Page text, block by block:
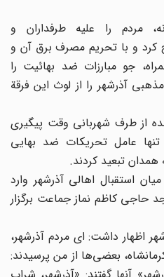
مردم را علیه طرفداران و
کرد و با تحریم مصرف برق آن و
جو مبارزات ضد بهائیت را
آذرشهر را از لوث این فرقة
از طرف شهربانی وقت پیگیری
عامل تحریکات ضد بهایی
تبعید کردند.
در سال 1331 در میان استقبال اهالی آذرشهر وارد
کاظم نماز جماعت برگزار
اظهار داشت: ای مردم آذرشهر،
بعضی‌ها از من پرسیدند: